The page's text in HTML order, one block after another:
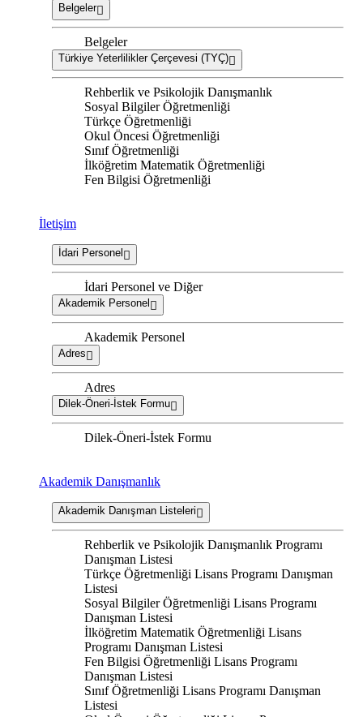
Belgeler
Belgeler
Türkiye Yeterlilikler Çerçevesi (TYÇ)
Rehberlik ve Psikolojik Danışmanlık
Sosyal Bilgiler Öğretmenliği
Türkçe Öğretmenliği
Okul Öncesi Öğretmenliği
Sınıf Öğretmenliği
İlköğretim Matematik Öğretmenliği
Fen Bilgisi Öğretmenliği
İletişim
İdari Personel
İdari Personel ve Diğer
Akademik Personel
Akademik Personel
Adres
Adres
Dilek-Öneri-İstek Formu
Dilek-Öneri-İstek Formu
Akademik Danışmanlık
Akademik Danışman Listeleri
Rehberlik ve Psikolojik Danışmanlık Programı
Danışman Listesi
Türkçe Öğretmenliği Lisans Programı Danışman
Listesi
Sosyal Bilgiler Öğretmenliği Lisans Programı
Danışman Listesi
İlköğretim Matematik Öğretmenliği Lisans
Programı Danışman Listesi
Fen Bilgisi Öğretmenliği Lisans Programı
Danışman Listesi
Sınıf Öğretmenliği Lisans Programı Danışman
Listesi